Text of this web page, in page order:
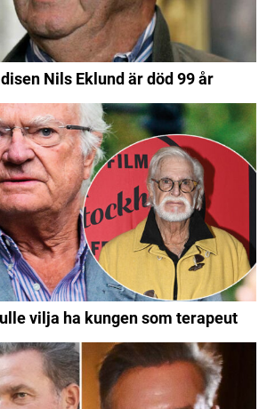
Nils Eklund är död 99 år
vilja ha kungen som terapeut